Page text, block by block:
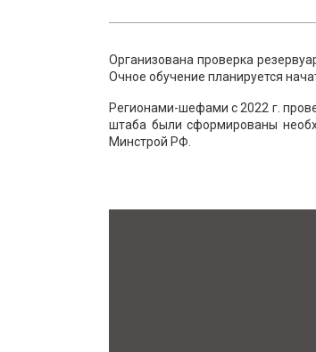
Организована проверка
Очное обучение планируется
Регионами-шефами с 2022 г.
штаба были сформированы
Минстрой РФ.